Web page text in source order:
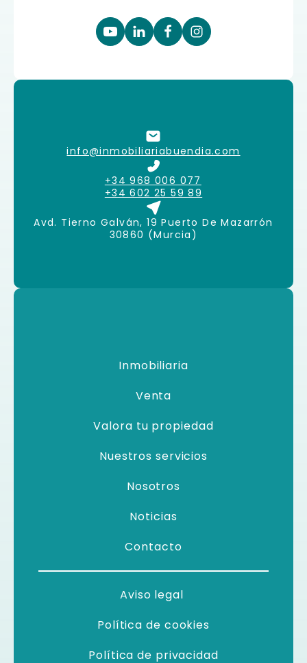
info@inmobiliariabuendia.com
+34 968 006 077
+34 602 25 59 89
Avd. Tierno Galván, 19 Puerto De Mazarrón
30860 (Murcia)
Inmobiliaria
Venta
Valora tu propiedad
Nuestros servicios
Nosotros
Noticias
Contacto
Aviso legal
Política de cookies
Política de privacidad